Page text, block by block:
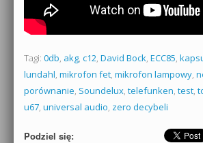
Tagi: 0db, akg, c12, David Bock, ECC85,
lundahl, mikrofon fet, mikrofon lampowy,
porównanie, Soundelux, telefunken, test,
u67, universal audio, zero decybeli
Podziel się: